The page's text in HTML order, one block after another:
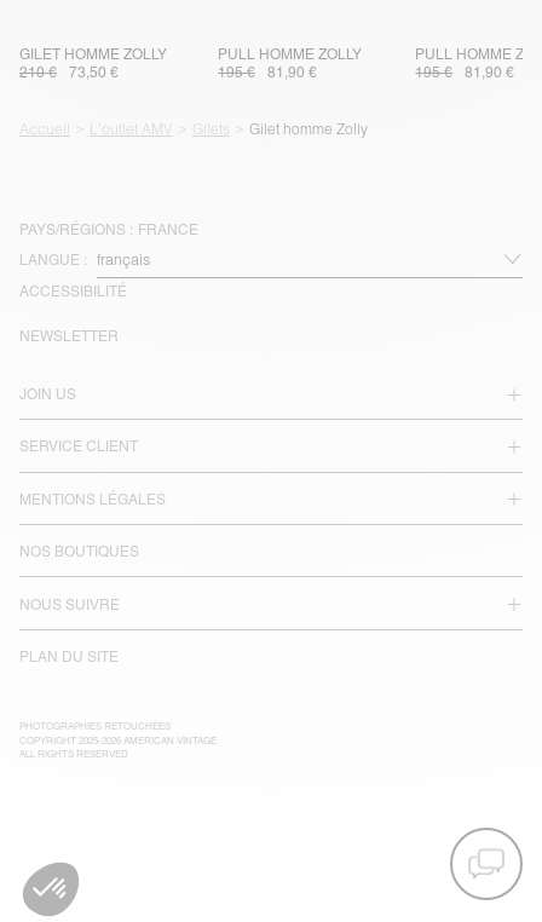
GILET HOMME ZOLLY
210 €
73,50 €
PULL HOMME ZOLLY
195 €
81,90 €
PULL HOMME
195 €
81,90 €
Accueil L'outlet AMV Gilets Gilet homme Zolly
PAYS/RÉGIONS : FRANCE
LANGUE :
ACCESSIBILITÉ
JOIN US
SERVICE CLIENT
MENTIONS LÉGALES
NOS BOUTIQUES
NOUS SUIVRE
PLAN DU SITE
NEWSLETTER
PHOTOGRAPHIES RETOUCHÉES
COPYRIGHT 2025-2026 AMERICAN VINTAGE
ALL RIGHTS RESERVED